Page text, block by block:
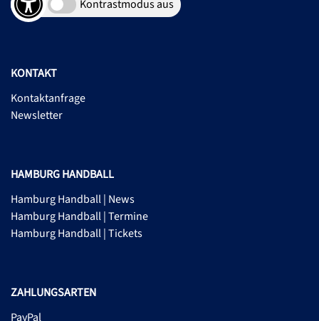
Kontrastmodus aus
KONTAKT
Kontaktanfrage
Newsletter
HAMBURG HANDBALL
Hamburg Handball | News
Hamburg Handball | Termine
Hamburg Handball | Tickets
ZAHLUNGSARTEN
PayPal